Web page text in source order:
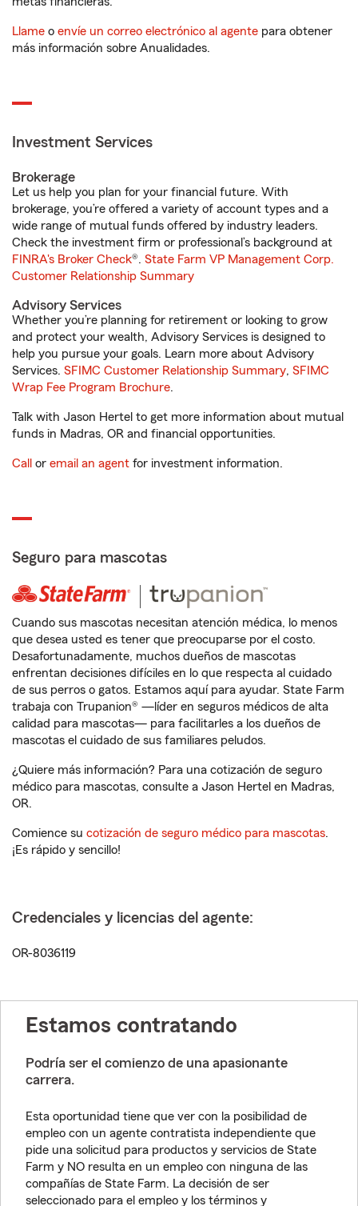
Llame o envíe un correo electrónico al agente para obtener
más información sobre Anualidades.
Investment Services
Brokerage
Let us help you plan for your financial future. With
brokerage, you’re offered a variety of account types and a
wide range of mutual funds offered by industry leaders.
Check the investment firm or professional’s background at
FINRA's Broker Check®. State Farm VP Management Corp.
Customer Relationship Summary
Advisory Services
Whether you’re planning for retirement or looking to grow
and protect your wealth, Advisory Services is designed to
help you pursue your goals. Learn more about Advisory
Services. SFIMC Customer Relationship Summary, SFIMC
Wrap Fee Program Brochure.
Talk with Jason Hertel to get more information about mutual
funds in Madras, OR and financial opportunities.
Call or email an agent for investment information.
Seguro para mascotas
Cuando sus mascotas necesitan atención médica, lo menos
que desea usted es tener que preocuparse por el costo.
Desafortunadamente, muchos dueños de mascotas
enfrentan decisiones difíciles en lo que respecta al cuidado
de sus perros o gatos. Estamos aquí para ayudar. State Farm
trabaja con Trupanion® —líder en seguros médicos de alta
calidad para mascotas— para facilitarles a los dueños de
mascotas el cuidado de sus familiares peludos.
¿Quiere más información? Para una cotización de seguro
médico para mascotas, consulte a Jason Hertel en Madras,
OR.
Comience su cotización de seguro médico para mascotas.
¡Es rápido y sencillo!
Credenciales y licencias del agente:
OR-8036119
Estamos contratando
Podría ser el comienzo de una apasionante
carrera.
Esta oportunidad tiene que ver con la posibilidad de
empleo con un agente contratista independiente que
pide una solicitud para productos y servicios de State
Farm y NO resulta en un empleo con ninguna de las
compañías de State Farm. La decisión de ser
seleccionado para el empleo y los términos y